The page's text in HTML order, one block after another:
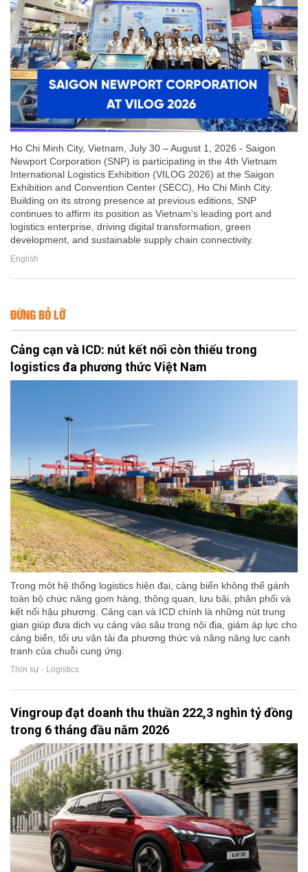
Ho Chi Minh City, Vietnam, July 30 – August 1, 2026 - Saigon
Newport Corporation (SNP) is participating in the 4th Vietnam
International Logistics Exhibition (VILOG 2026) at the Saigon
Exhibition and Convention Center (SECC), Ho Chi Minh City.
Building on its strong presence at previous editions, SNP
continues to affirm its position as Vietnam's leading port and
logistics enterprise, driving digital transformation, green
development, and sustainable supply chain connectivity.
English
ĐỪNG BỎ LỠ
Cảng cạn và ICD: nút kết nối còn thiếu trong
logistics đa phương thức Việt Nam
Trong một hệ thống logistics hiện đại, cảng biển không thể gánh
toàn bộ chức năng gom hàng, thông quan, lưu bãi, phân phối và
kết nối hậu phương. Cảng cạn và ICD chính là những nút trung
gian giúp đưa dịch vụ cảng vào sâu trong nội địa, giảm áp lực cho
cảng biển, tối ưu vận tải đa phương thức và nâng năng lực cạnh
tranh của chuỗi cung ứng.
Thời sự - Logistics
Vingroup đạt doanh thu thuần 222,3 nghìn tỷ đồng
trong 6 tháng đầu năm 2026